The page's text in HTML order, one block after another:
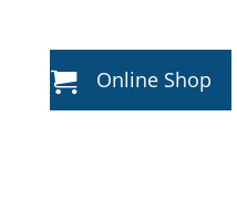
Online Shop